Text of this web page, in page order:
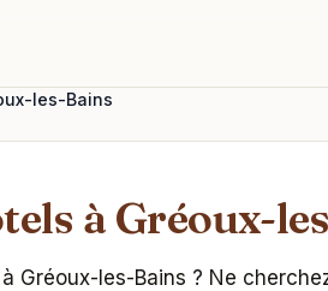
les-Bains
à Gréoux-
les-Bains ? Ne